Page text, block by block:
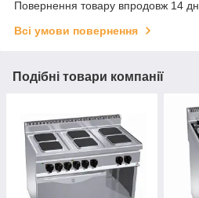
Повернення товару впродовж 14
Всі умови повернення
Подібні товари компанії